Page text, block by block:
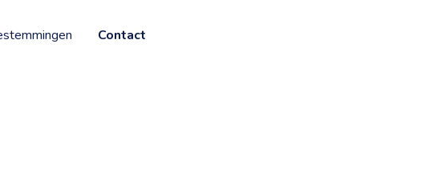
Contact